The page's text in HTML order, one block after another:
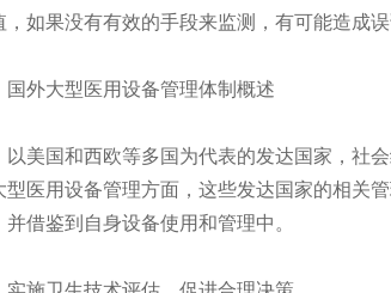
，如果没有有效的手段来监测，有可能造成
大型医用设备管理体制概述
国和西欧等多国为代表的发达国家，社会
型医用设备管理方面，这些发达国家的相关
并借鉴到自身设备使用和管理中。